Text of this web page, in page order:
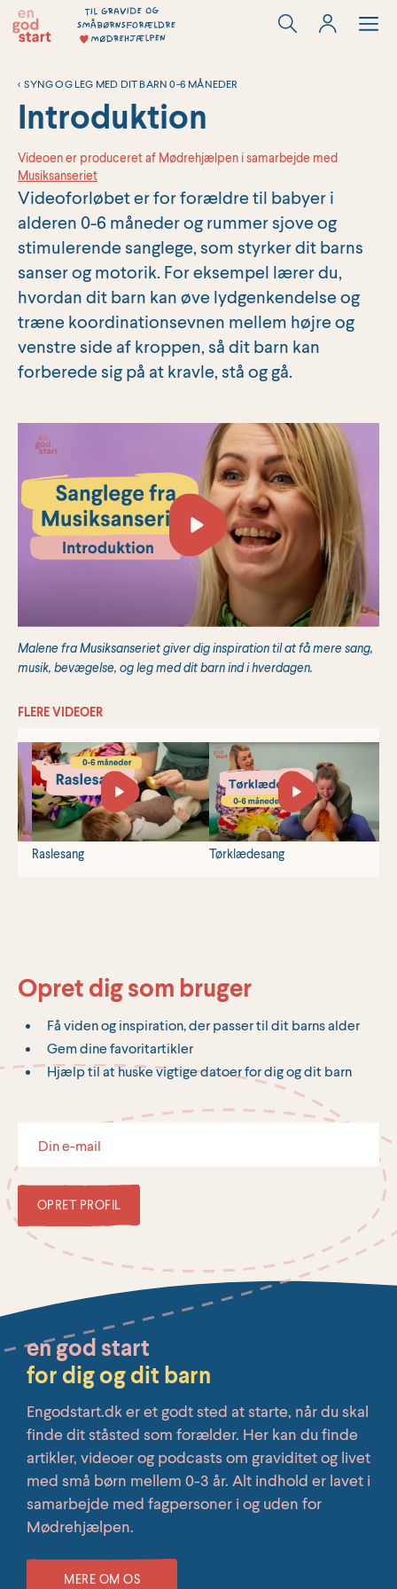
Hop
< SYNG OG LEG MED DIT BARN 0-6 MÅNEDER
Introduktion
Videoen er produceret af Mødrehjælpen i samarbejde med
Musiksanseriet
Videoforløbet er for forældre til babyer i
alderen 0-6 måneder og rummer sjove og
stimulerende sanglege, som styrker dit barns
sanser og motorik. For eksempel lærer du,
hvordan dit barn kan øve lydgenkendelse og
træne koordinationsevnen mellem højre og
venstre side af kroppen, så dit barn kan
forberede sig på at kravle, stå og gå.
Malene fra Musiksanseriet giver dig inspiration til at få mere sang,
musik, bevægelse, og leg med dit barn ind i hverdagen.
FLERE VIDEOER
Raslesang Tørklædesang
Opret dig som bruger
Få viden og inspiration, der passer til dit barns alder
Gem dine favoritartikler
Hjælp til at huske vigtige datoer for dig og dit barn
OPRET PROFIL
en god start
for dig og dit barn
Engodstart.dk er et godt sted at starte, når du skal
finde dit ståsted som forælder. Her kan du finde
artikler, videoer og podcasts om graviditet og livet
med små børn mellem 0-3 år. Alt indhold er lavet i
samarbejde med fagpersoner i og uden for
Mødrehjælpen.
MERE OM OS